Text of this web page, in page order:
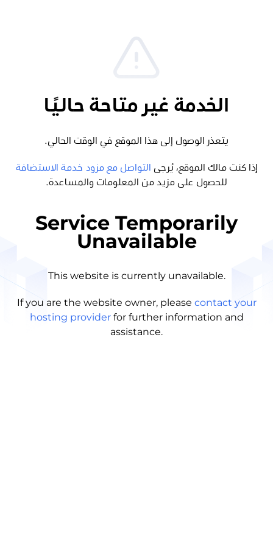
الخدمة غير متاحة حاليًا
يتعذر الوصول إلى هذا الموقع في الوقت الحالي.
إذا كنت مالك الموقع، يُرجى
التواصل مع مزود خدمة الاستضافة
للحصول على مزيد من المعلومات والمساعدة.
Service Temporarily
Unavailable
This website is currently unavailable.
If you are the website owner, please contact your
hosting provider for further information and
assistance.